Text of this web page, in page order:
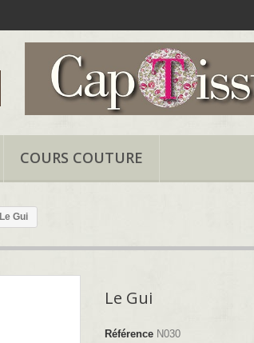
COURS COUTURE
Le Gui
Le Gui
Référence N030